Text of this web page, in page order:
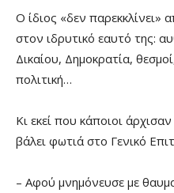
Ο ίδιος «δεν παρεκκλίνει»
στον ιδρυτικό εαυτό της:
Δικαίου, Δημοκρατία,
πολιτική…
Κι εκεί που κάποιοι
βάλει φωτιά στο Γενικό
– Αφού μνημόνευσε με